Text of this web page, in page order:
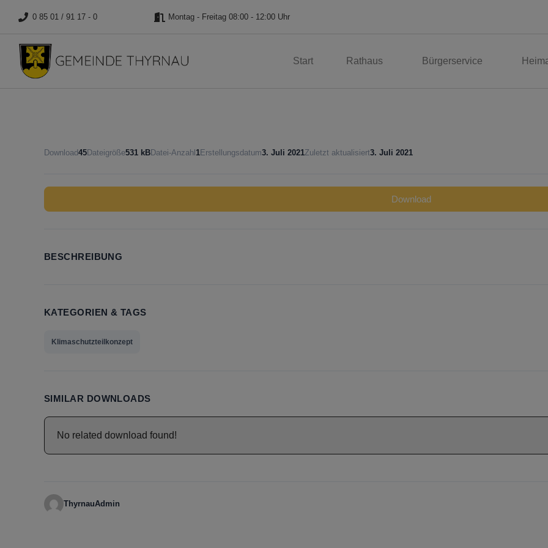
0 85 01 / 91 17 - 0 Montag - Freitag 08:00 - 12:00 Uhr
Start Rathaus Bürgerservice
Download45Dateigröße531 kBDatei-Anzahl 1Erstellungsdatum3. Juli 2021Zuletzt aktualisiert3. Juli 2021
Download
BESCHREIBUNG
KATEGORIEN & TAGS
Klimaschutzteilkonzept
SIMILAR DOWNLOADS
No related download found!
ThyrnauAdmin